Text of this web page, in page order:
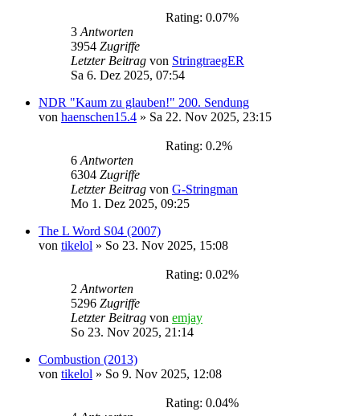
Rating: 0.07%
3 Antworten
3954 Zugriffe
Letzter Beitrag von StringtraegER
Sa 6. Dez 2025, 07:54
NDR "Kaum zu glauben!" 200. Sendung
von haenschen15.4 » Sa 22. Nov 2025, 23:15
Rating: 0.2%
6 Antworten
6304 Zugriffe
Letzter Beitrag von G-Stringman
Mo 1. Dez 2025, 09:25
The L Word S04 (2007)
von tikelol » So 23. Nov 2025, 15:08
Rating: 0.02%
2 Antworten
5296 Zugriffe
Letzter Beitrag von emjay
So 23. Nov 2025, 21:14
Combustion (2013)
von tikelol » So 9. Nov 2025, 12:08
Rating: 0.04%